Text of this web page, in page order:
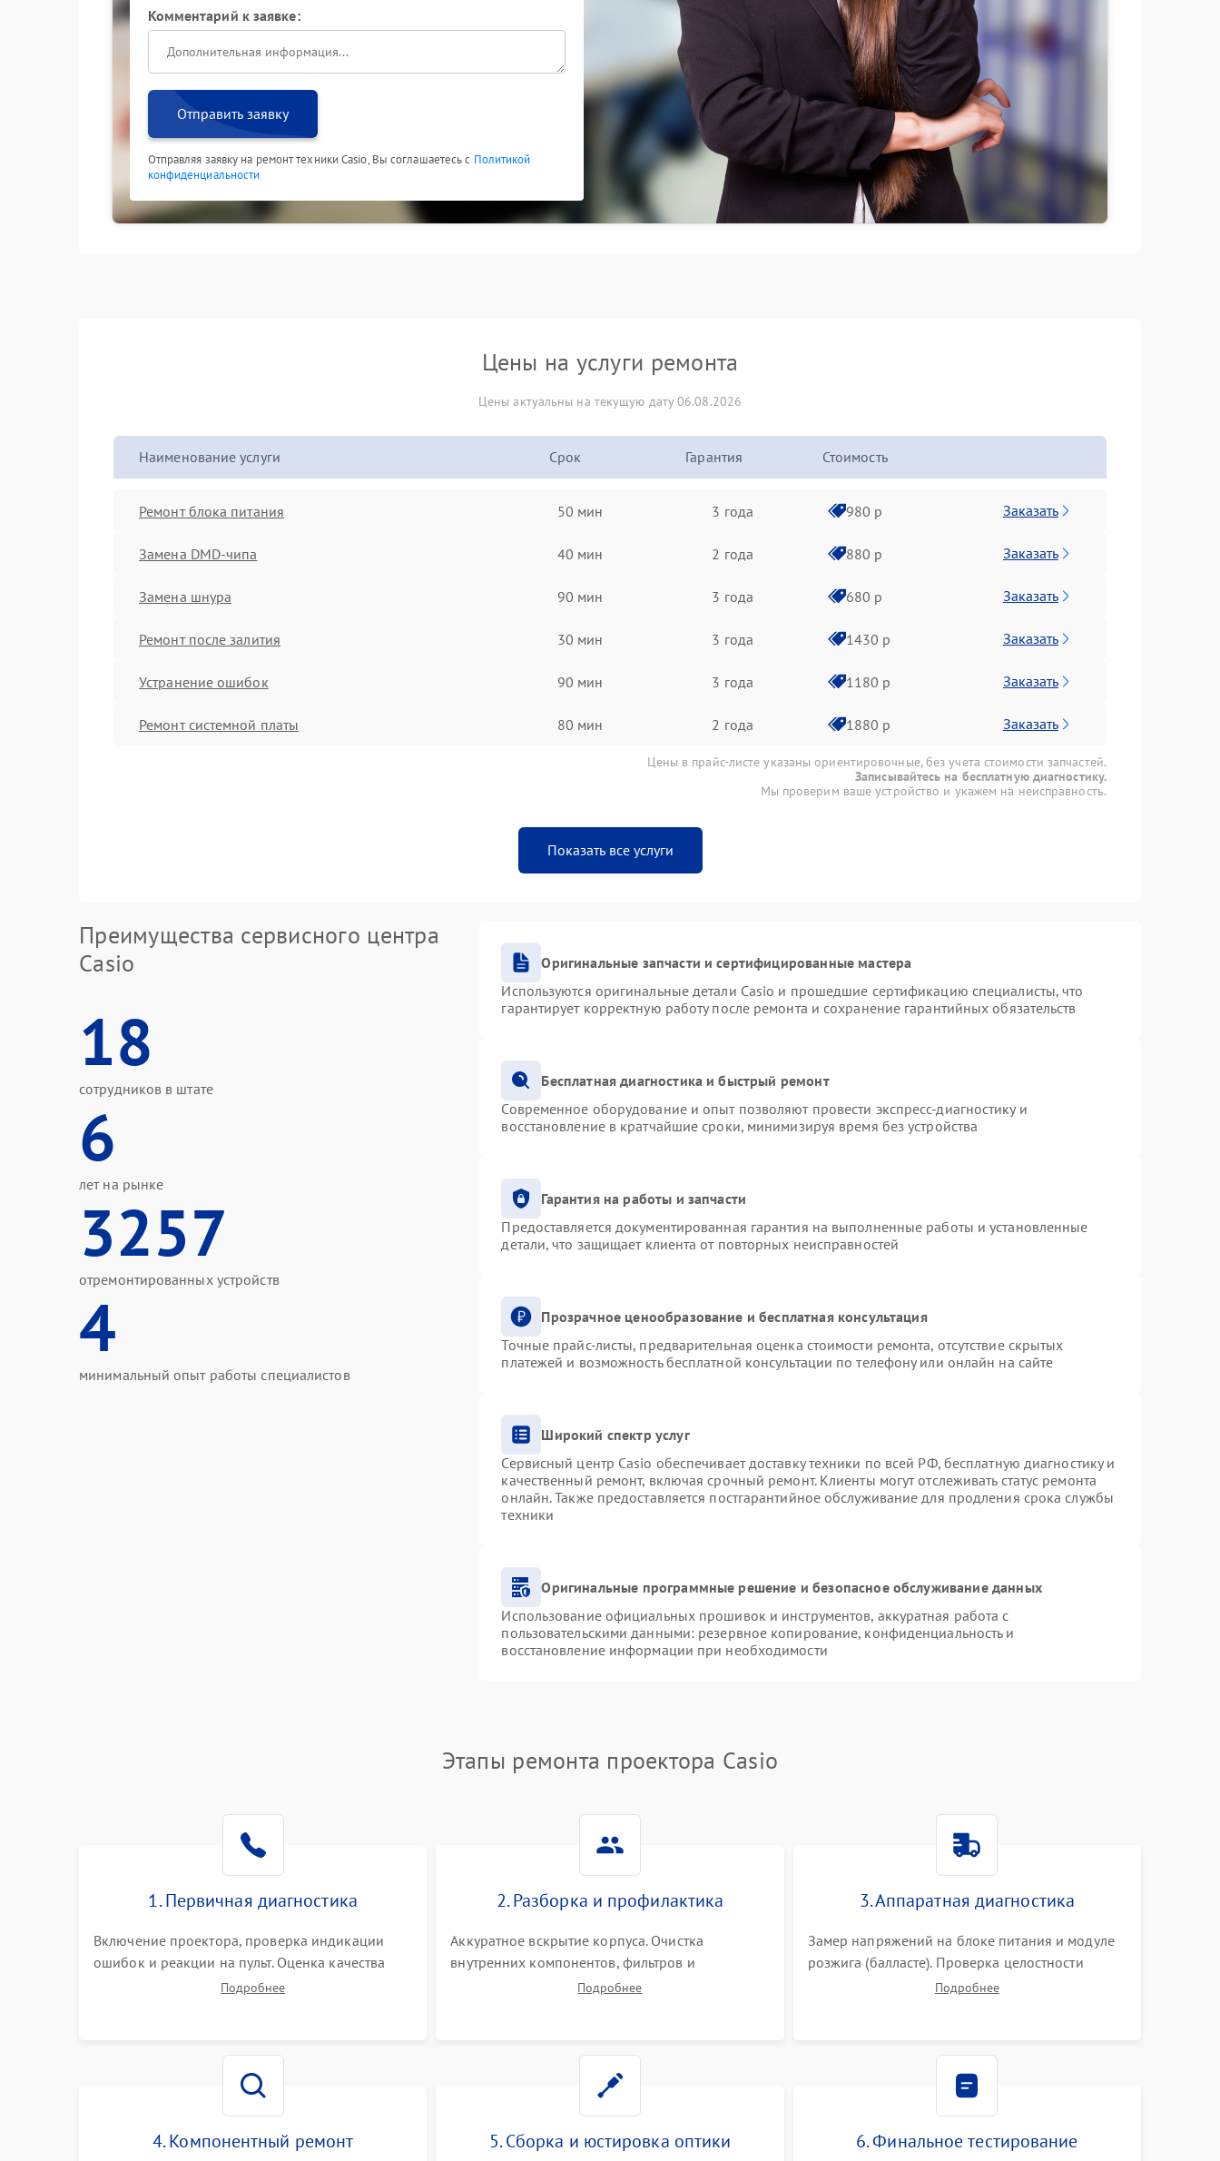
Комментарий к заявке:
Отправить заявку
Отправляя заявку на ремонт техники Casio, Вы соглашаетесь с Политикой
конфиденциальности
Цены на услуги ремонта
Цены актуальны на текущую дату 06.08.2026
Наименование услуги Срок Гарантия Стоимость
Ремонт блока питания 50 мин 3 года 980 р Заказать
Замена DMD-чипа 40 мин 2 года 880 р Заказать
Замена шнура 90 мин 3 года 680 р Заказать
Ремонт после залития 30 мин 3 года 1430 р Заказать
Устранение ошибок 90 мин 3 года 1180 р Заказать
Ремонт системной платы 80 мин 2 года 1880 р Заказать
Цены в прайс-листе указаны ориентировочные, без учета стоимости запчастей.
Записывайтесь на бесплатную диагностику.
Мы проверим ваше устройство и укажем на неисправность.
Показать все услуги
Преимущества сервисного центра
Casio
18
сотрудников в штате
6
лет на рынке
3257
отремонтированных устройств
4
минимальный опыт работы специалистов
Оригинальные запчасти и сертифицированные мастера
Используются оригинальные детали Casio и прошедшие сертификацию специалисты, что
гарантирует корректную работу после ремонта и сохранение гарантийных обязательств
Бесплатная диагностика и быстрый ремонт
Современное оборудование и опыт позволяют провести экспресс-диагностику и
восстановление в кратчайшие сроки, минимизируя время без устройства
Гарантия на работы и запчасти
Предоставляется документированная гарантия на выполненные работы и установленные
детали, что защищает клиента от повторных неисправностей
Прозрачное ценообразование и бесплатная консультация
Точные прайс-листы, предварительная оценка стоимости ремонта, отсутствие скрытых
платежей и возможность бесплатной консультации по телефону или онлайн на сайте
Широкий спектр услуг
Сервисный центр Casio обеспечивает доставку техники по всей РФ, бесплатную диагностику и
качественный ремонт, включая срочный ремонт. Клиенты могут отслеживать статус ремонта
онлайн. Также предоставляется постгарантийное обслуживание для продления срока службы
техники
Оригинальные программные решение и безопасное обслуживание данных
Использование официальных прошивок и инструментов, аккуратная работа с
пользовательскими данными: резервное копирование, конфиденциальность и
восстановление информации при необходимости
Этапы ремонта проектора Casio
1. Первичная диагностика
Включение проектора, проверка индикации
ошибок и реакции на пульт. Оценка качества
проекции, яркости лампы, наличия артефактов
Подробнее
2. Разборка и профилактика
Аккуратное вскрытие корпуса. Очистка
внутренних компонентов, фильтров и
вентиляторов от накопившейся пыли.
Подробнее
3. Аппаратная диагностика
Замер напряжений на блоке питания и модуле
розжига (балласте). Проверка целостности
цветового колеса (DLP) или поляризаторов (LCD).
Подробнее
4. Компонентный ремонт 5. Сборка и юстировка оптики 6. Финальное тестирование